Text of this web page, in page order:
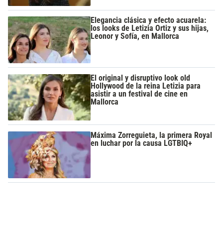
Elegancia clásica y efecto acuarela:
los looks de Letizia Ortiz y sus hijas,
Leonor y Sofía, en Mallorca
El original y disruptivo look old
Hollywood de la reina Letizia para
asistir a un festival de cine en
Mallorca
Máxima Zorreguieta, la primera Royal
en luchar por la causa LGTBIQ+